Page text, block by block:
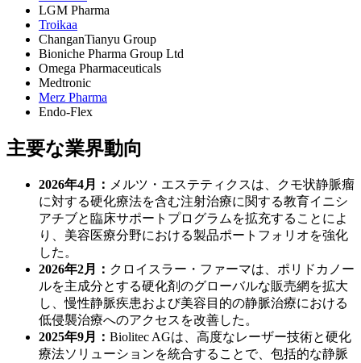
LGM Pharma
Troikaa
ChanganTianyu Group
Bioniche Pharma Group Ltd
Omega Pharmaceuticals
Medtronic
Merz Pharma
Endo-Flex
主要な業界動向
2026年4月： メルツ・エステティクスは、クモ状静脈瘤
に対する硬化療法を含む注射治療に関する教育イニシ
アチブと臨床サポートプログラムを拡充することによ
り、美容医療分野における製品ポートフォリオを強化
した。
2026年2月： クロイスラー・ファーマは、ポリドカノー
ルを主成分とする硬化剤のグローバルな販売網を拡大
し、慢性静脈疾患および美容目的の静脈治療における
低侵襲治療へのアクセスを改善した。
2025年9月： Biolitec AGは、高度なレーザー技術と硬化
療法ソリューションを統合することで、包括的な静脈